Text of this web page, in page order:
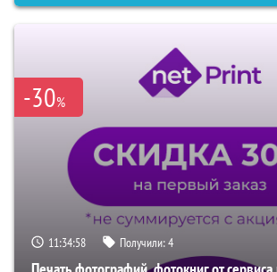
-30%
11:34:57 Получили:4